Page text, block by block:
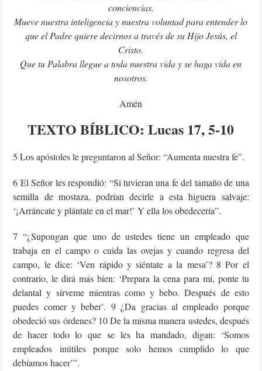
conciencias.
Mueve nuestra inteligencia y nuestra voluntad para entender lo
que el Padre quiere decirnos a través de su Hijo Jesús, el
Cristo.
Que tu Palabra llegue a toda nuestra vida y se haga vida en
nosotros.
Amén
TEXTOBÍBLICO: Lucas 17, 5-10
5 Los apóstoles le preguntaron al Señor: “Aumenta nuestra fe”.
6 El Señor les respondió: “Si tuvieran una fe del tamaño de una
semilla de mostaza, podrían decirle a esta higuera salvaje:
‘¡Arráncate y plántate en el mar!’ Y ella los obedecería”.
7 “¿Supongan que uno de ustedes tiene un empleado que
trabaja en el campo o cuida las ovejas y cuando regresa del
campo, le dice: ‘Ven rápido y siéntate a la mesa’? 8 Por el
contrario, le dirá más bien: ‘Prepara la cena para mí, ponte tu
delantal y sírveme mientras como y bebo. Después de esto
puedes comer y beber’. 9 ¿Da gracias al empleado porque
obedeció sus órdenes? 10 De la misma manera ustedes, después
de hacer todo lo que se les ha mandado, digan: ‘Somos
empleados inútiles porque solo hemos cumplido lo que
debíamos hacer’”.